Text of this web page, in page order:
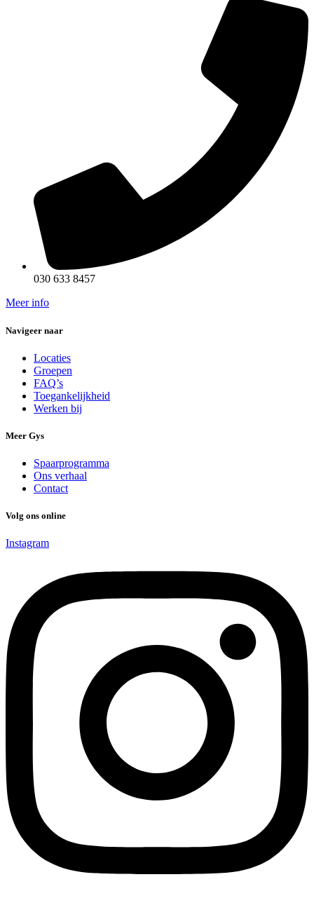
030 633 8457
Meer info
Navigeer naar
Locaties
Groepen
FAQ’s
Toegankelijkheid
Werken bij
Meer Gys
Spaarprogramma
Ons verhaal
Contact
Volg ons online
Instagram